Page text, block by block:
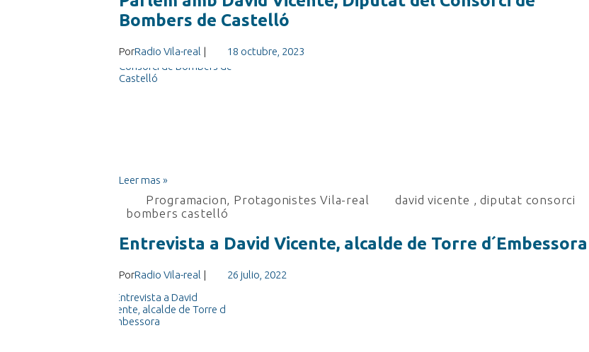
Bombers de Castelló
PorRadio Vila-real | 18 octubre, 2023
Leer mas »
Programacion, Protagonistes Vila-real david vicente ,diputat consorci
bombers castelló
Entrevista a David Vicente, alcalde de Torre d´Embessora
PorRadio Vila-real | 26 julio, 2022